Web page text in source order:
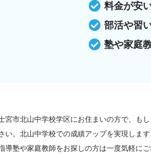
料金が安
部活や習
塾や家庭
宮市北山中学校学区にお住まいの方で、も
い。北山中学校での成績アップを実現しま
導塾や家庭教師をお探しの方は一度気軽にご